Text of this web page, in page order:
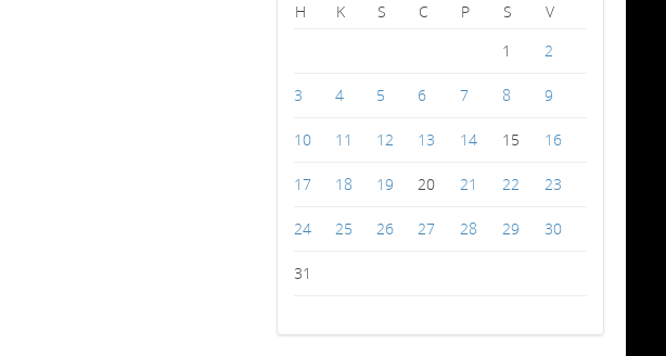
H
K S C P S
V
1
2
3 4 5 6 7 8 9
10 11 12 13 14 15 16
17 18 19 20 21 22 23
24 25 26 27 28 29 30
31